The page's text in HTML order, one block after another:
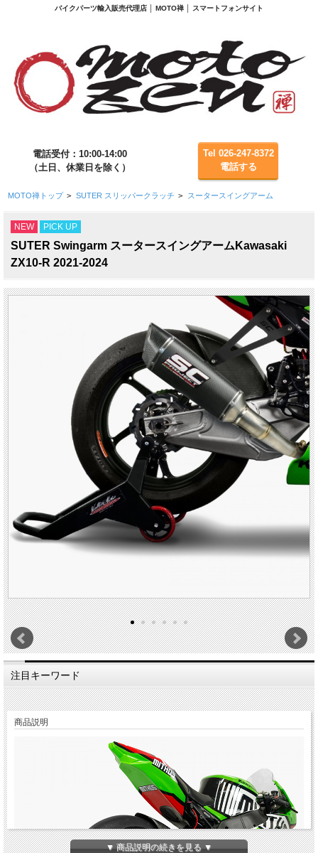
バイクパーツ輸入販売代理店 │ MOTO禅 │ スマートフォンサイト
電話受付：10:00-14:00
（土日、休業日を除く）
Tel 026-247-8372
電話する
MOTO禅トップ > SUTER スリッパークラッチ > スータースイングアーム
NEW PICK UP
SUTER Swingarm スータースイングアームKawasaki
ZX10-R 2021-2024
注目キーワード
商品説明
▼ 商品説明の続きを見る ▼